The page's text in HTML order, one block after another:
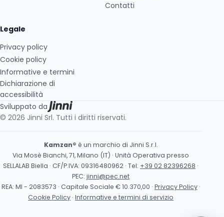
Contatti
Legale
Privacy policy
Cookie policy
Informative e termini
Dichiarazione di
accessibilità
Sviluppato da
© 2026 Jinni Srl. Tutti i diritti riservati.
Kamzan® è un marchio di Jinni S.r.l.
Via Mosè Bianchi, 71, Milano (IT) · Unità Operativa presso
SELLALAB Biella · CF/P.IVA: 09316480962 · Tel: +39 02 82396268 ·
PEC:jinni@pec.net
REA: MI - 2083573 · Capitale Sociale € 10.370,00 · Privacy Policy·
Cookie Policy ·Informative e termini di servizio